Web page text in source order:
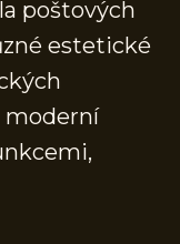
poštových
estetické
moderní